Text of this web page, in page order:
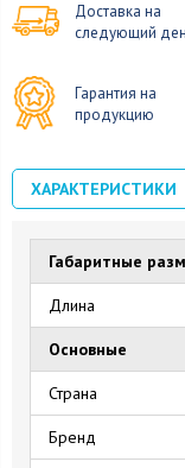
Доставка на
следующий
Гарантия на
продукцию
ХАРАКТЕРИСТИКИ
Габаритные
Длина
Основные
Страна
Бренд